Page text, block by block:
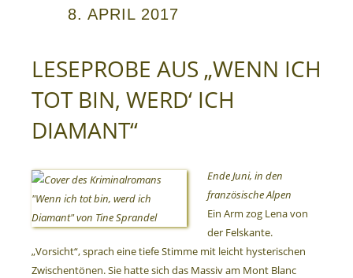
8. APRIL 2017
LESEPROBE AUS „WENN ICH
TOT BIN, WERD‘ ICH
DIAMANT“
Ende Juni, in den
französische Alpen
Ein Arm zog Lena von
der Felskante.
„Vorsicht“, sprach eine tiefe Stimme mit leicht hysterischen
Zwischentönen. Sie hatte sich das Massiv am Mont Blanc